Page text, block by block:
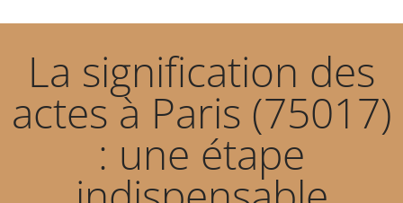
La signification des
actes à Paris (75017)
: une étape